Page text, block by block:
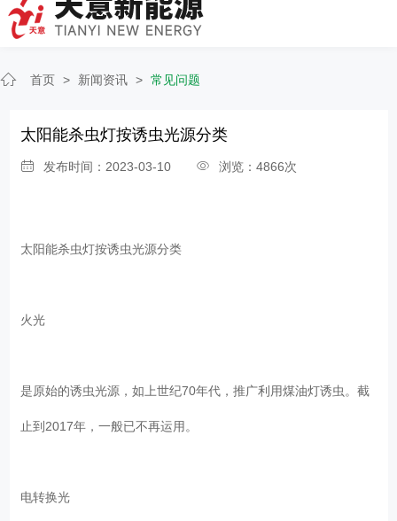
首页 > 新闻资讯 > 常见问题
太阳能杀虫灯按诱虫光源分类
发布时间：2023-03-10 浏览：4866次
太阳能杀虫灯按诱虫光源分类
火光
是原始的诱虫光源，如上世纪70年代，推广利用煤油灯诱虫。截
止到2017年，一般已不再运用。
电转换光